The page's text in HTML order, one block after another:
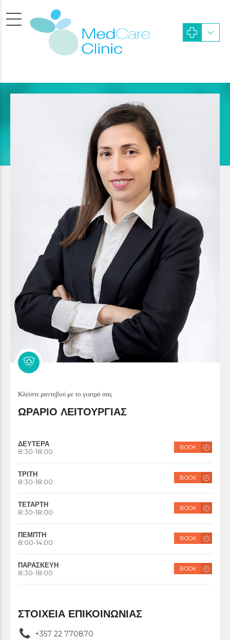
ΑΓΓΕΛΙΚΗ ΚΛΕΑΝΘΟΥΣ MD
Κλείστε ραντεβού με το γιατρό σας
ΩΡΑΡΙΟ ΛΕΙΤΟΥΡΓΙΑΣ
ΔΕΥΤΕΡΑ
8:30-18:00
BOOK
ΤΡΙΤΗ
8:30-18:00
BOOK
ΤΕΤΑΡΤΗ
8:30-18:00
BOOK
ΠΕΜΠΤΗ
8:00-14:00
BOOK
ΠΑΡΑΣΚΕΥΗ
8:30-18:00
BOOK
ΣΤΟΙΧΕΙΑ ΕΠΙΚΟΙΝΩΝΙΑΣ
+357 22 770870